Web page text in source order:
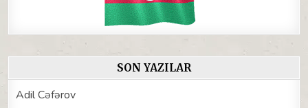
SON YAZILAR
Adil Cəfərov